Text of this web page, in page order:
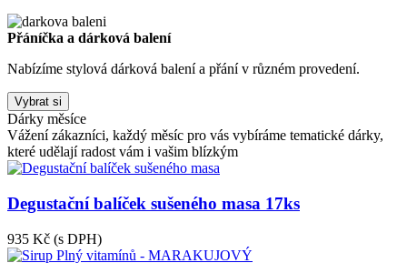
Přáníčka a dárková balení
Nabízíme stylová dárková balení a přání v různém provedení.
Vybrat si
Dárky měsíce
Vážení zákazníci, každý měsíc pro vás vybíráme tematické dárky,
které udělají radost vám i vašim blízkým
Degustační balíček sušeného masa 17ks
935 Kč (s DPH)